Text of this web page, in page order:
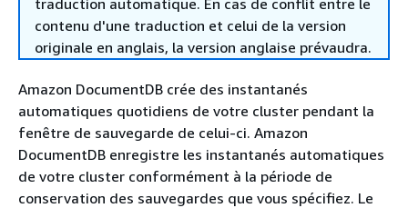
traduction automatique. En cas de conflit entre le
contenu d'une traduction et celui de la version
originale en anglais, la version anglaise prévaudra.
Amazon DocumentDB crée des instantanés
automatiques quotidiens de votre cluster pendant la
fenêtre de sauvegarde de celui-ci. Amazon
DocumentDB enregistre les instantanés automatiques
de votre cluster conformément à la période de
conservation des sauvegardes que vous spécifiez. Le